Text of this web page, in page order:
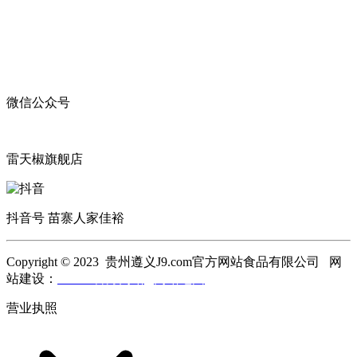
微信公众号
雷天椒旗舰店
抖音号 苗寨人家佳裕
Copyright © 2023 贵州遵义J9.com官方网站食品有限公司 网
站建设：
营业执照